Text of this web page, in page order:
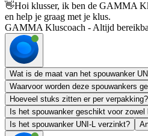
👋Hoi klusser, ik ben de GAMMA
en help je graag met je klus.
GAMMA Kluscoach - Altijd
Wat is de maat van het spouwanker
Waarvoor worden deze spouwankers
Hoeveel stuks zitten er per verpakking?
Is het spouwanker geschikt voor
Is het spouwanker UNI-L verzinkt?